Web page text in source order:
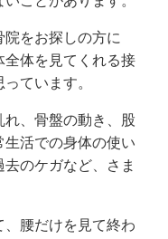
をお探しの方に
全体を見てくれる接
ています。
、骨盤の動き、股
活での身体の使い
のケガなど、さま
腰だけを見て終わ